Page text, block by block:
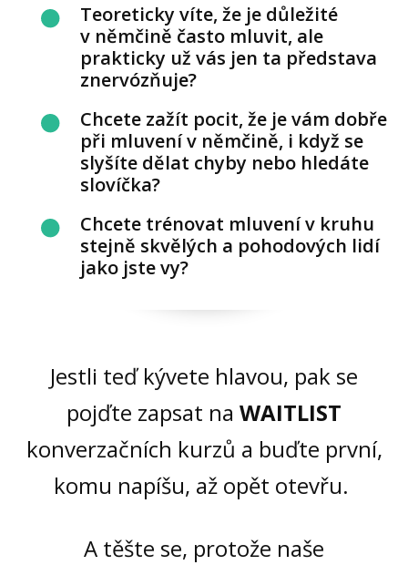
Teoreticky víte, že je důležité
v němčině často mluvit, ale
prakticky už vás jen ta představa
znervózňuje?
Chcete zažít pocit, že je vám dobře
při mluvení v němčině, i když se
slyšíte dělat chyby nebo hledáte
slovíčka?
Chcete trénovat mluvení v kruhu
stejně skvělých a pohodových lidí
jako jste vy?
Jestli teď kývete hlavou, pak se
pojďte zapsat na WAITLIST
konverzačních kurzů a buďte první,
komu napíšu, až opět otevřu.
A těšte se, protože naše